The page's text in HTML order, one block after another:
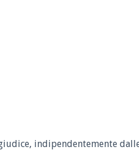
indipendentemente